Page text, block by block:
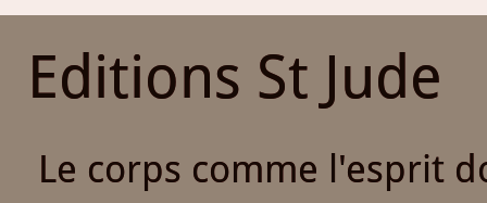
Editions St Jude
Le corps comme l'esprit